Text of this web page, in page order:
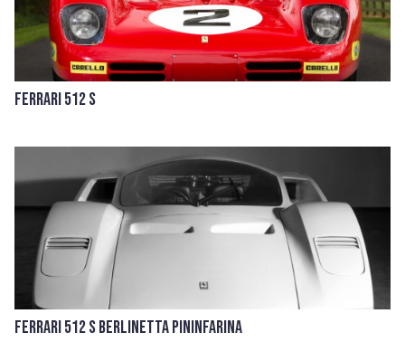
Ferrari 512 S
Ferrari 512 S Berlinetta Pininfarina